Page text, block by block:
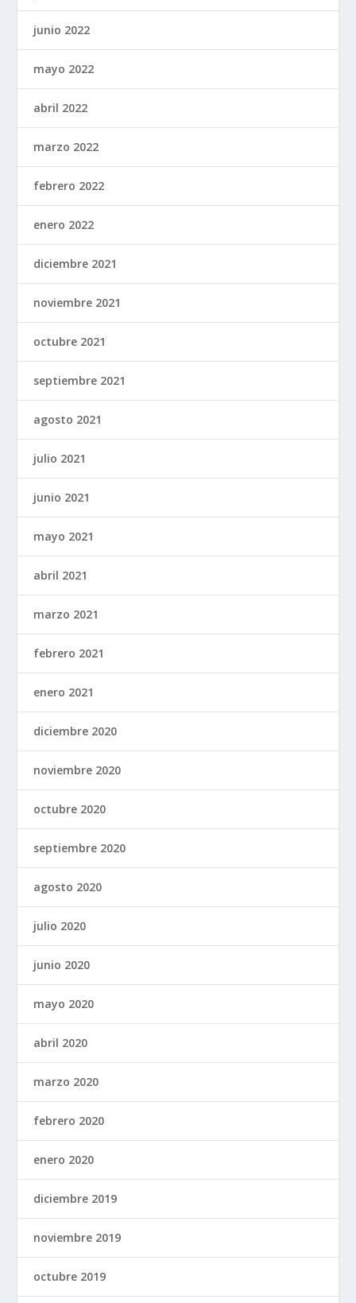
junio 2022
mayo 2022
abril 2022
marzo 2022
febrero 2022
enero 2022
diciembre 2021
noviembre 2021
octubre 2021
septiembre 2021
agosto 2021
julio 2021
junio 2021
mayo 2021
abril 2021
marzo 2021
febrero 2021
enero 2021
diciembre 2020
noviembre 2020
octubre 2020
septiembre 2020
agosto 2020
julio 2020
junio 2020
mayo 2020
abril 2020
marzo 2020
febrero 2020
enero 2020
diciembre 2019
noviembre 2019
octubre 2019